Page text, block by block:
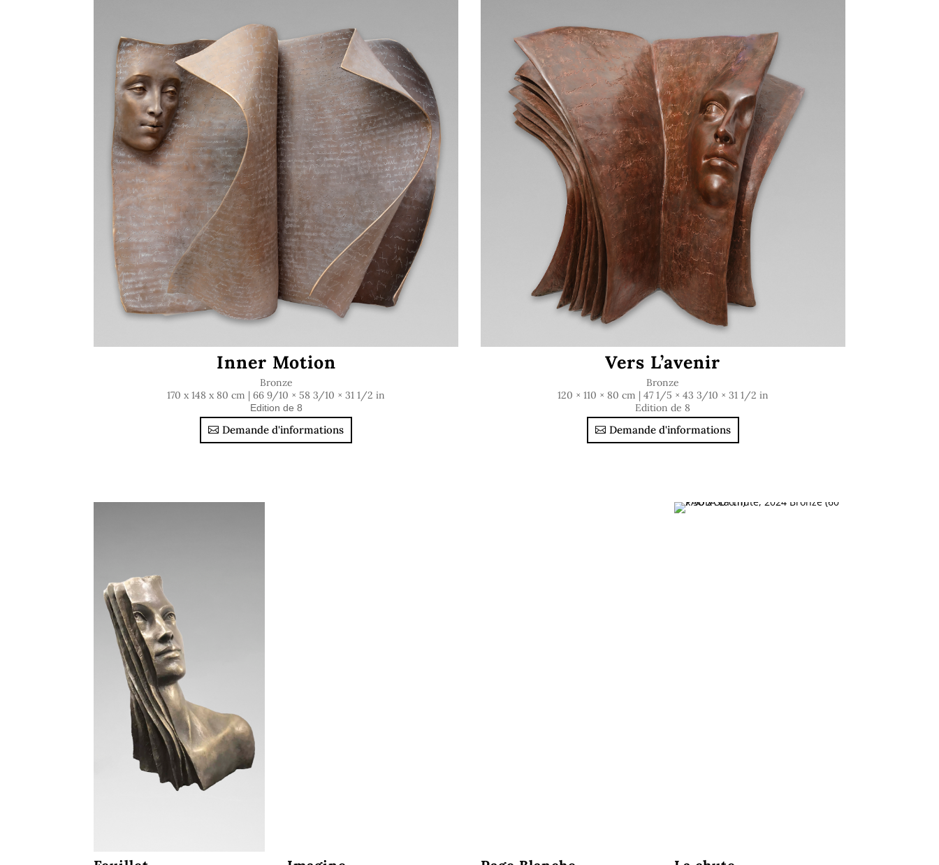
récemment eut l’opportunité de présenter ses oeuvres lors de l’exposition internationale au sein des jardins d’Etretat.
Retrouvez ses dernières créations au sein des galeries Marciano Contemporary .
Inner Motion
Bronze
170 x 148 x 80 cm | 66 9/10 × 58 3/10 × 31 1/2 in
Edition de 8
Vers L’avenir
Bronze
120 × 110 × 80 cm | 47 1/5 × 43 3/10 × 31 1/2 in
Edition de 8